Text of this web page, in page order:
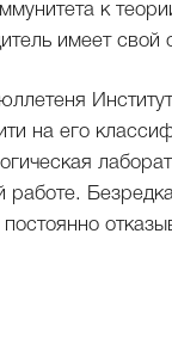
к
имеет
на его